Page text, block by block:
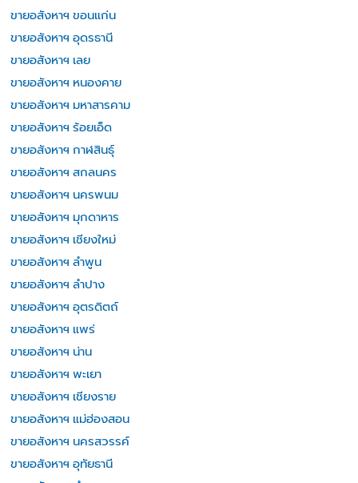
ขายอสังหาฯ ขอนแก่น
ขายอสังหาฯ อุดรธานี
ขายอสังหาฯ เลย
ขายอสังหาฯ หนองคาย
ขายอสังหาฯ มหาสารคาม
ขายอสังหาฯ ร้อยเอ็ด
ขายอสังหาฯ กาฬสินธุ์
ขายอสังหาฯ สกลนคร
ขายอสังหาฯ นครพนม
ขายอสังหาฯ มุกดาหาร
ขายอสังหาฯ เชียงใหม่
ขายอสังหาฯ ลำพูน
ขายอสังหาฯ ลำปาง
ขายอสังหาฯ อุตรดิตถ์
ขายอสังหาฯ แพร่
ขายอสังหาฯ น่าน
ขายอสังหาฯ พะเยา
ขายอสังหาฯ เชียงราย
ขายอสังหาฯ แม่ฮ่องสอน
ขายอสังหาฯ นครสวรรค์
ขายอสังหาฯ อุทัยธานี